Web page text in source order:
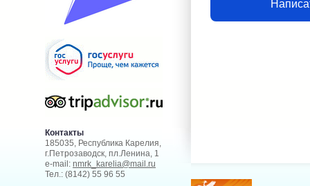
Контакты
185035, Республика Карелия,
г.Петрозаводск, пл.Ленина, 1
e-mail: nmrk_karelia@mail.ru
Тел.: (8142) 55 96 55